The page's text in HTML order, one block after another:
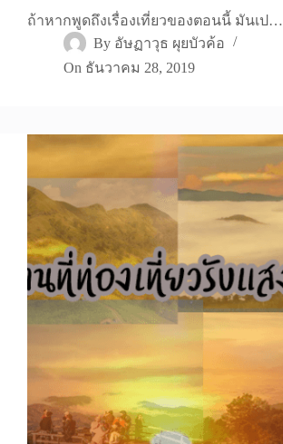
ถ้าหากพูดถึงเรื่องเที่ยวของตอนนี้ มันเป…
By อัษฏาวุธ ผุยบัวค้อ
On ธันวาคม 28, 2019